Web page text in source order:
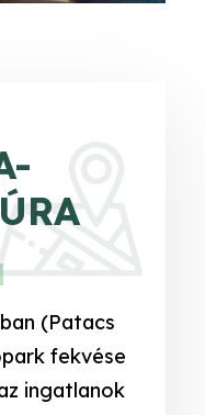
(Patacs
fekvése
ingatlanok